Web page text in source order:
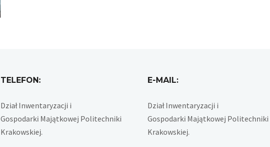
TELEFON:
Dział Inwentaryzacji i
Gospodarki Majątkowej Politechniki
Krakowskiej.
E-MAIL:
Dział Inwentaryzacji i
Gospodarki Majątkowej Politechniki
Krakowskiej.